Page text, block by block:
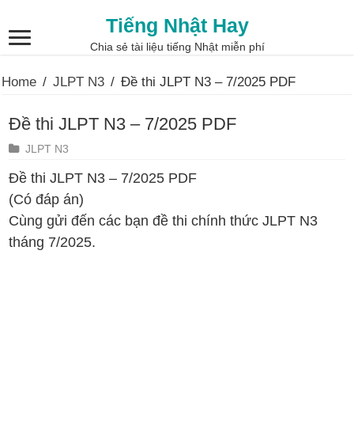
Tiếng Nhật Hay
Chia sẻ tài liệu tiếng Nhật miễn phí
Home / JLPT N3 / Đề thi JLPT N3 – 7/2025 PDF
Đề thi JLPT N3 – 7/2025 PDF
JLPT N3
Đề thi JLPT N3 – 7/2025 PDF
(Có đáp án)
Cùng gửi đến các bạn đề thi chính thức JLPT N3
tháng 7/2025.